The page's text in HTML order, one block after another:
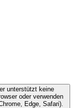
unterstützt keine
oder verwenden
Edge, Safari).